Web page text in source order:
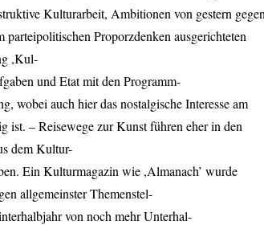
Kulturarbeit, Ambitionen von gestern
parteipolitischen Proporzdenken ausgerichteten
,Kul-
und Etat mit den Programm-
wobei auch hier das nostalgische Interesse am
ist. – Reisewege zur Kunst führen eher in den
dem Kultur-
Ein Kulturmagazin wie ,Almanach’ wurde
allgemeinster Themenstel-
von noch mehr Unterhal-